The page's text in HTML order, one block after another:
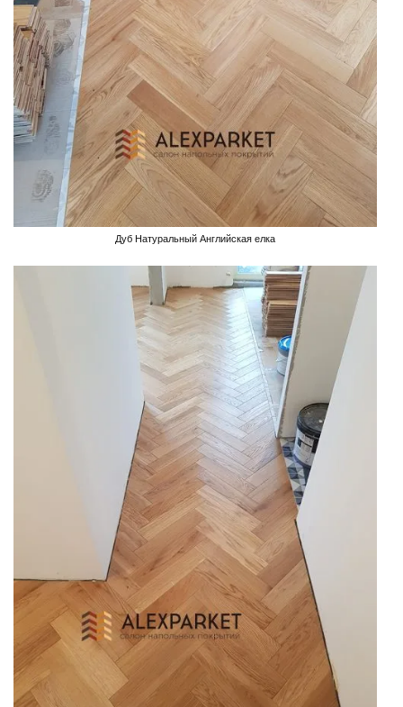
Дуб Натуральный Английская елка